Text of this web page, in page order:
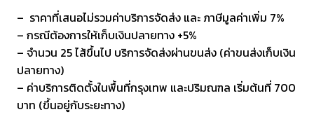
– ราคาที่เสนอไม่รวมค่าบริการจัดส่ง และ ภาษีมูลค่าเพิ่ม 7%
– กรณีต้องการให้เก็บเงินปลายทาง +5%
– จำนวน 25 ไส้ขึ้นไป บริการจัดส่งผ่านขนส่ง (ค่าขนส่งเก็บเงิน
ปลายทาง)
– ค่าบริการติดตั้งในพื้นที่กรุงเทพ และปริมณฑล เริ่มต้นที่ 700
บาท (ขึ้นอยู่กับระยะทาง)